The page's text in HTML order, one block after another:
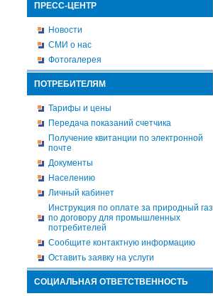
ПРЕСС-ЦЕНТР
Новости
СМИ о нас
Фотогалерея
ПОТРЕБИТЕЛЯМ
Тарифы и цены
Передача показаний счетчика
Получение квитанции по электронной
почте
Документы
Населению
Личный кабинет
Инструкция по оплате за природный газ
по договору для промышленных
потребителей
Сообщите контактную информацию
Оставить заявку на услуги
СОЦИАЛЬНАЯ ОТВЕТСТВЕННОСТЬ